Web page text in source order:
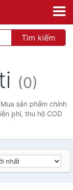
Tìm kiếm
(0)
sản phẩm chính
phí, thu hộ COD